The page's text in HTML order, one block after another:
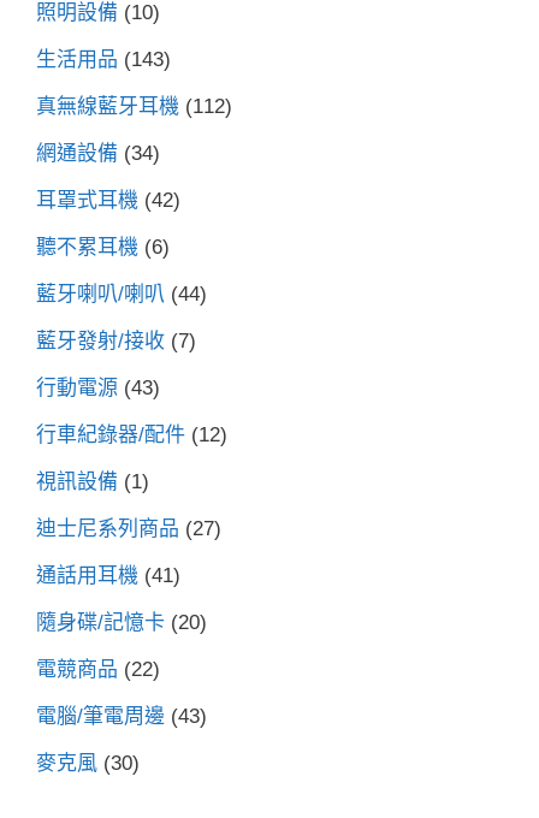
照明設備 (10)
生活用品 (143)
真無線藍牙耳機 (112)
網通設備 (34)
耳罩式耳機 (42)
聽不累耳機 (6)
藍牙喇叭/喇叭 (44)
藍牙發射/接收 (7)
行動電源 (43)
行車紀錄器/配件 (12)
視訊設備 (1)
迪士尼系列商品 (27)
通話用耳機 (41)
隨身碟/記憶卡 (20)
電競商品 (22)
電腦/筆電周邊 (43)
麥克風 (30)